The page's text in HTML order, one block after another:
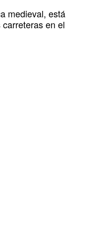
medieval, está
en el